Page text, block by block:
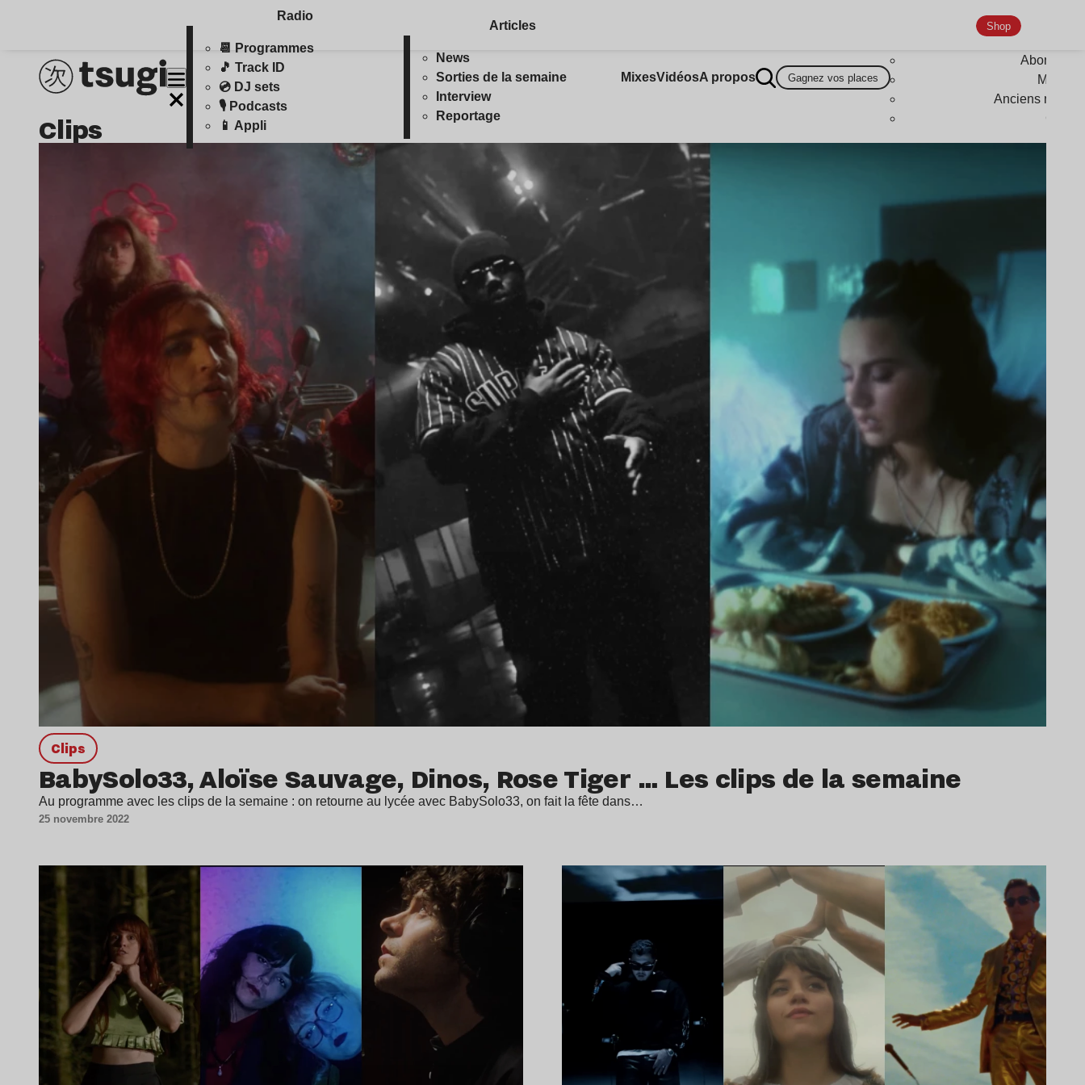
Radio
📆 Programmes
🎵 Track ID
💿 DJ sets
🎙️ Podcasts
📱 Appli
Articles
News
Sorties de la semaine
Interview
Reportage
MixesVidéosA propos Gagnez vos places
Shop
Anciens
clips
clips
BabySolo33, Aloïse Sauvage, Dinos, Rose Tiger … Les clips de la semaine
Au programme avec les clips de la semaine : on retourne au lycée avec BabySolo33, on fait la fête dans…
25 novembre 2022